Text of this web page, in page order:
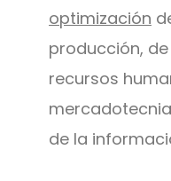
optimización
producción,
recursos
de la